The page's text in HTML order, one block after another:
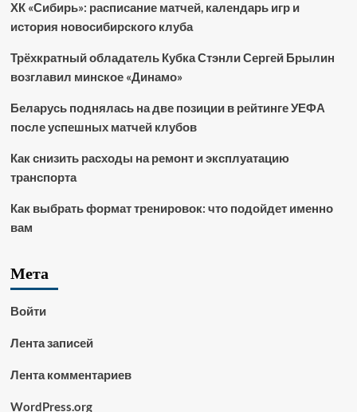
ХК «Сибирь»: расписание матчей, календарь игр и
история новосибирского клуба
Трёхкратный обладатель Кубка Стэнли Сергей Брылин
возглавил минское «Динамо»
Беларусь поднялась на две позиции в рейтинге УЕФА
после успешных матчей клубов
Как снизить расходы на ремонт и эксплуатацию
транспорта
Как выбрать формат тренировок: что подойдет именно
вам
Мета
Войти
Лента записей
Лента комментариев
WordPress.org